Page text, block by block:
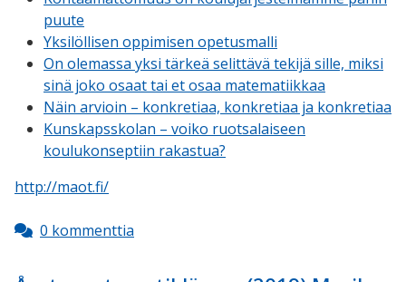
puute
Yksilöllisen oppimisen opetusmalli
On olemassa yksi tärkeä selittävä tekijä sille, miksi
sinä joko osaat tai et osaa matematiikkaa
Näin arvioin – konkretiaa, konkretiaa ja konkretiaa
Kunskapsskolan – voiko ruotsalaiseen
koulukonseptiin rakastua?
http://maot.fi/
0 kommenttia